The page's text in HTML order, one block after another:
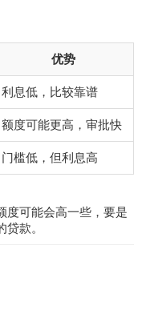
优势
利息低，比较靠谱
额度可能更高，审批快
门槛低，但利息高
度可能会高一些，要是
款。